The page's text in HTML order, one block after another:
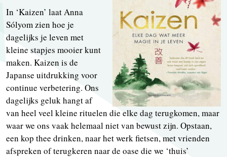
In ‘Kaizen’ laat Anna
Sólyom zien hoe je
dagelijks je leven met
kleine stapjes mooier kunt
maken. Kaizen is de
Japanse uitdrukking voor
continue verbetering. Ons
dagelijks geluk hangt af
van heel veel kleine rituelen die elke dag terugkomen, maar
waar we ons vaak helemaal niet van bewust zijn. Opstaan,
een kop thee drinken, naar het werk fietsen, met vrienden
afspreken of terugkeren naar de oase die we ‘thuis’